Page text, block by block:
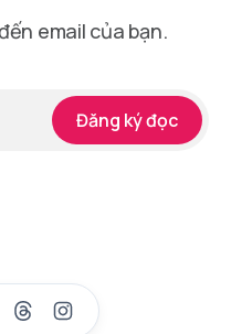
email của bạn.
Đăng ký đọc